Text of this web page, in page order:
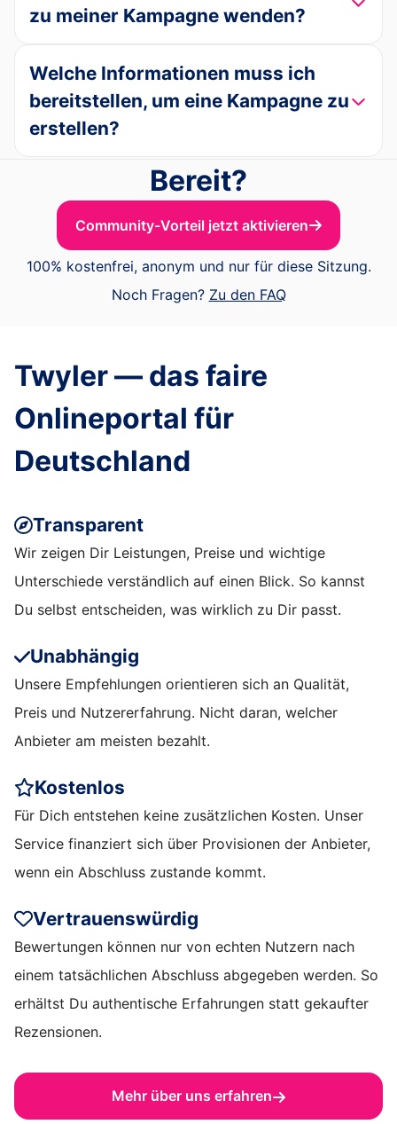
zu meiner Kampagne wenden?
Welche Informationen muss ich
bereitstellen, um eine Kampagne zu
erstellen?
Bereit?
Community-Vorteil jetzt aktivieren
100% kostenfrei, anonym und nur für diese Sitzung.
Noch Fragen? Zu den FAQ
Twyler — das faire
Onlineportal für
Deutschland
Transparent
Wir zeigen Dir Leistungen, Preise und wichtige
Unterschiede verständlich auf einen Blick. So kannst
Du selbst entscheiden, was wirklich zu Dir passt.
Unabhängig
Unsere Empfehlungen orientieren sich an Qualität,
Preis und Nutzererfahrung. Nicht daran, welcher
Anbieter am meisten bezahlt.
Kostenlos
Für Dich entstehen keine zusätzlichen Kosten. Unser
Service finanziert sich über Provisionen der Anbieter,
wenn ein Abschluss zustande kommt.
Vertrauenswürdig
Bewertungen können nur von echten Nutzern nach
einem tatsächlichen Abschluss abgegeben werden. So
erhältst Du authentische Erfahrungen statt gekaufter
Rezensionen.
Mehr über uns erfahren